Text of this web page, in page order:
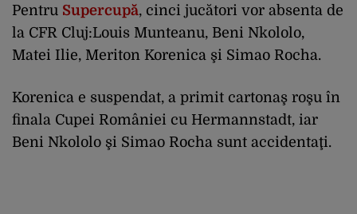
Pentru Supercupă, cinci jucători vor absenta de
la CFR Cluj:Louis Munteanu, Beni Nkololo,
Matei Ilie, Meriton Korenica şi Simao Rocha.
Korenica e suspendat, a primit cartonaş roşu în
finala Cupei României cu Hermannstadt, iar
Beni Nkololo şi Simao Rocha sunt accidentaţi.